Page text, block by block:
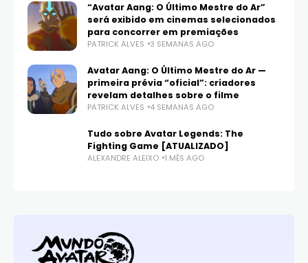
“Avatar Aang: O Último Mestre do Ar”
será exibido em cinemas selecionados
para concorrer em premiações
PATRICK ALVES 3 SEMANAS AGO
Avatar Aang: O Último Mestre do Ar —
primeira prévia “oficial”: criadores
revelam detalhes sobre o filme
PATRICK ALVES 4 SEMANAS AGO
Tudo sobre Avatar Legends: The
Fighting Game [ATUALIZADO]
ALEXANDRE ALEIXO 1 MÊS AGO